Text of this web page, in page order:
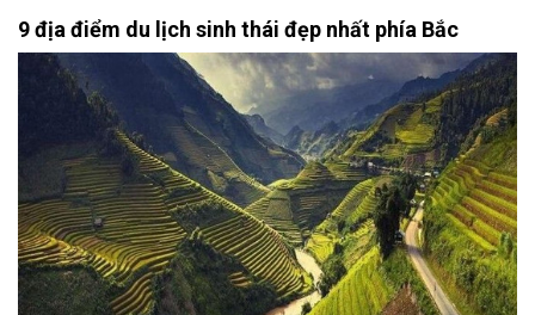
9 địa điểm du lịch sinh thái đẹp nhất phía Bắc